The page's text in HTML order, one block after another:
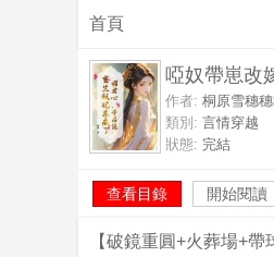
首頁
啞奴帶崽改
作者: 桐原雪穗
類別: 言情穿越
狀態: 完結
查看目錄 開始閱讀
【破鏡重圓+火葬場+